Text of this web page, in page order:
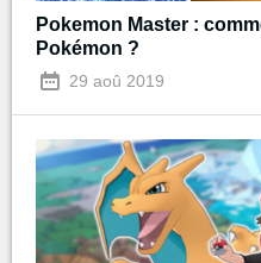
Pokemon Master :
Pokémon ?
29 aoû 2019